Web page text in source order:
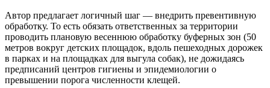
Автор предлагает логичный шаг — внедрить превентивную
обработку. То есть обязать ответственных за территории
проводить плановую весеннюю обработку буферных зон (50
метров вокруг детских площадок, вдоль пешеходных дорожек
в парках и на площадках для выгула собак), не дожидаясь
предписаний центров гигиены и эпидемиологии о
превышении порога численности клещей.